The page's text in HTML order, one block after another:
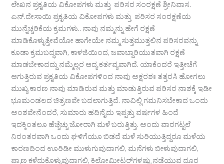
ಲೇಖನ ಪ್ರಕೃತಿಯ ವಿಕೋಪಗಳು ಮತ್ತು ಪರಿಸರ ಸಂರಕ್ಷಣೆ ಶ್ರೀನಿವಾಸ.
ಎನ್.ದೇಸಾಯಿ ಪ್ರಕೃತಿಯ ವಿಕೋಪಗಳು ಮತ್ತು ಪರಿಸರ ಸಂರಕ್ಷಣೆಯ
ಮುನ್ನೆಚ್ಚರಿಕೆಯ ಕ್ರಮಗಳು.. ನಾವು ನಮ್ಮನ್ನು ಹೇಗೆ ರಕ್ಷಣೆ
ಮಾಡಿಕೊಳ್ಳುತ್ತೇವೆಯೋ ಹಾಗೇಯೇ ನಮ್ಮ ಸುತ್ತಮುತ್ತಲಿನ ಪರಿಸರವನ್ನು
ಕೂಡಾ ಕ್ರಮಬದ್ಧವಾಗಿ, ಕಾಳಜಿಯಿಂದ, ಜವಾಬ್ದಾರಿಯುತವಾಗಿ ರಕ್ಷಣೆ
ಮಾಡಬೇಕಾದದ್ದು ನಮ್ಮೆಲ್ಲರ ಆದ್ಯ ಕರ್ತವ್ಯವಾಗಿದೆ. ಯಾಕೆಂದರೆ ಇತ್ತೀಚೆಗೆ
ಆಗುತ್ತಿರುವ ಪ್ರಕೃತಿಯ ವಿಕೋಪಗಳಿಂದ ನಾವು ಅಕ್ಷರಶಃ ತತ್ತರಸಿ ಹೋಗಲು
ಮುಖ್ಯ ಕಾರಣ ನಾವು ಮಾಡಿರುವ ಮತ್ತು ಮಾಡುತ್ತಿರುವ ಪರಿಸರ ನಾಶಕ್ಕೆ ಇಡೀ
ಭೂಮಂಡಲದ ಚಿತ್ರಣವೇ ಬದಲಾಗುತ್ತಿದೆ. ನಾವಿಲ್ಲಿ ಗಮನಿಸಬೇಕಾದ ಒಂದು
ಅಂಶವೇನೆಂದರೆ, ಸುಮಾರು ಹದಿನೈದು ಇಪ್ಪತ್ತು ವರ್ಷಗಳ ಹಿಂದೆ
ಇದಕ್ಕಿಂತಲೂ ಹೆಚ್ಚೆಚ್ಚು ಜೋರಾಗಿ ಮಳೆ ಬರುತ್ತಿತ್ತು. ಅಂದು ವಾರಗಟ್ಟಲೆ
ನಿರಂತರವಾಗಿ ಒಂದು ಘಳಿಗೆಯೂ ಬಿಡದೆ ಮಳೆ ಸುರಿಯುತ್ತಿದ್ದರೂ ಮಳೆಯ
ಕಾರಣದಿಂದ ಊರಿಡೀ ಮುಳುಗುವುದಾಗಲಿ, ಮನೆಗಳು ಬೀಳುವುದಾಗಲಿ,